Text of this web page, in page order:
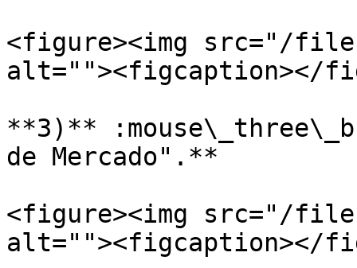
<figure><img src="/files/
alt=""><figcaption></
**3)**
de Mercado".**
<figure><img src="/
alt=""><figcaption></